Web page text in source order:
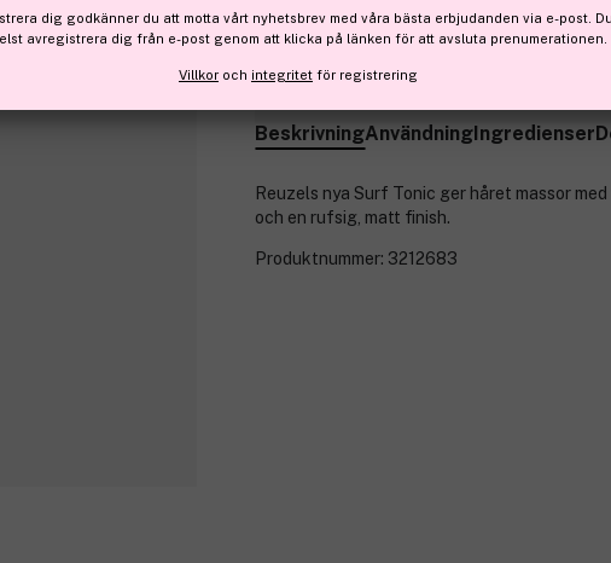
Finns online
BeskrivningAnvändningIngredienser
Reuzels nya Surf Tonic ger håret massor
och en rufsig, matt finish.
Produktnummer: 3212683
dig godkänner du att motta vårt nyhetsbrev med våra bästa erbjudanden via e-post.
avregistrera dig från e-post genom att klicka på länken för att avsluta prenumerationen.
Villkor och integritet för registrering